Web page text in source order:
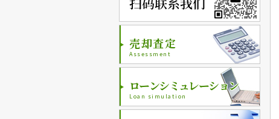
売却査定
Assessment
ローンシミュレーション
Loan simulation